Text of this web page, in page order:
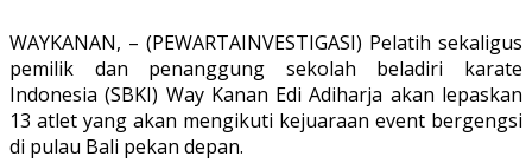
WAYKANAN, – (PEWARTAINVESTIGASI) Pelatih sekaligus
pemilik dan penanggung sekolah beladiri karate
Indonesia (SBKI) Way Kanan Edi Adiharja akan lepaskan
13 atlet yang akan mengikuti kejuaraan event bergengsi
di pulau Bali pekan depan.